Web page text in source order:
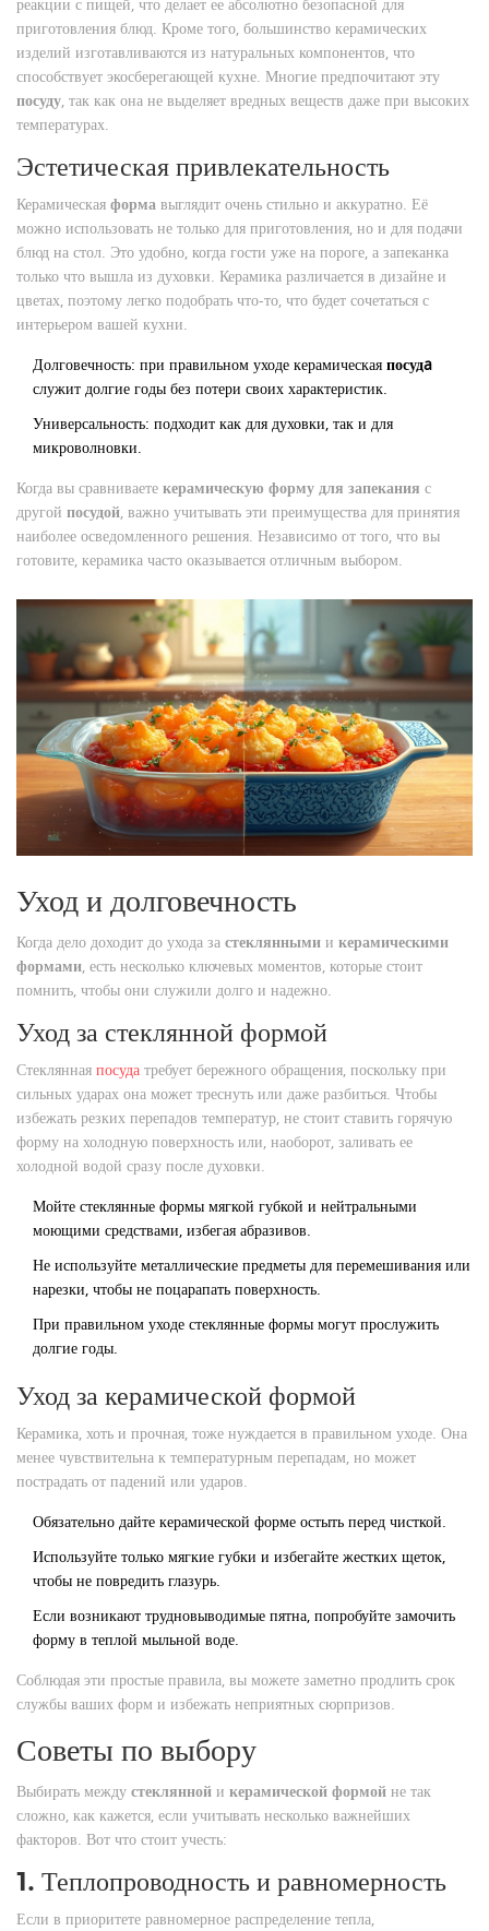
приготовления блюд. Кроме того, большинство керамических
изделий изготавливаются из натуральных компонентов, что
способствует экосберегающей кухне. Многие предпочитают эту
посуду, так как она не выделяет вредных веществ даже при высоких
температурах.
Эстетическая привлекательность
Керамическая форма выглядит очень стильно и аккуратно. Её
можно использовать не только для приготовления, но и для подачи
блюд на стол. Это удобно, когда гости уже на пороге, а запеканка
только что вышла из духовки. Керамика различается в дизайне и
цветах, поэтому легко подобрать что-то, что будет сочетаться с
интерьером вашей кухни.
Долговечность: при правильном уходе керамическая посудa
служит долгие годы без потери своих характеристик.
Универсальность: подходит как для духовки, так и для
микроволновки.
Когда вы сравниваете керамическую форму для запекания с
другой посудой, важно учитывать эти преимущества для принятия
наиболее осведомленного решения. Независимо от того, что вы
готовите, керамика часто оказывается отличным выбором.
Уход и долговечность
Когда дело доходит до ухода за стеклянными и керамическими
формами, есть несколько ключевых моментов, которые стоит
помнить, чтобы они служили долго и надежно.
Уход за стеклянной формой
Стеклянная посуда требует бережного обращения, поскольку при
сильных ударах она может треснуть или даже разбиться. Чтобы
избежать резких перепадов температур, не стоит ставить горячую
форму на холодную поверхность или, наоборот, заливать ее
холодной водой сразу после духовки.
Мойте стеклянные формы мягкой губкой и нейтральными
моющими средствами, избегая абразивов.
Не используйте металлические предметы для перемешивания или
нарезки, чтобы не поцарапать поверхность.
При правильном уходе стеклянные формы могут прослужить
долгие годы.
Уход за керамической формой
Керамика, хоть и прочная, тоже нуждается в правильном уходе. Она
менее чувствительна к температурным перепадам, но может
пострадать от падений или ударов.
Обязательно дайте керамической форме остыть перед чисткой.
Используйте только мягкие губки и избегайте жестких щеток,
чтобы не повредить глазурь.
Если возникают трудновыводимые пятна, попробуйте замочить
форму в теплой мыльной воде.
Соблюдая эти простые правила, вы можете заметно продлить срок
службы ваших форм и избежать неприятных сюрпризов.
Советы по выбору
Выбирать между стеклянной и керамической формой не так
сложно, как кажется, если учитывать несколько важнейших
факторов. Вот что стоит учесть:
1. Теплопроводность и равномерность
Если в приоритете равномерное распределение тепла,